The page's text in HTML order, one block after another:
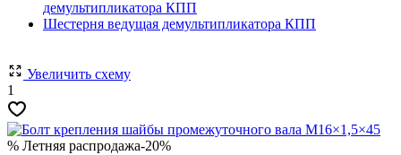
демультипликатора КПП
Шестерня ведущая демультипликатора КПП
Увеличить схему
1
% Летняя распродажа-20%